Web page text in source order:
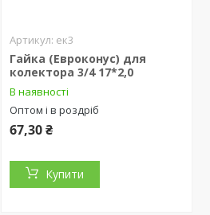
ек3
Гайка (Евроконус) для
колектора 3/4 17*2,0
В наявності
Оптом і в роздріб
67,30 ₴
Купити